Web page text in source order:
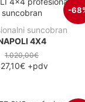
-
suncobran
4X4
1.020,00€
+pdv